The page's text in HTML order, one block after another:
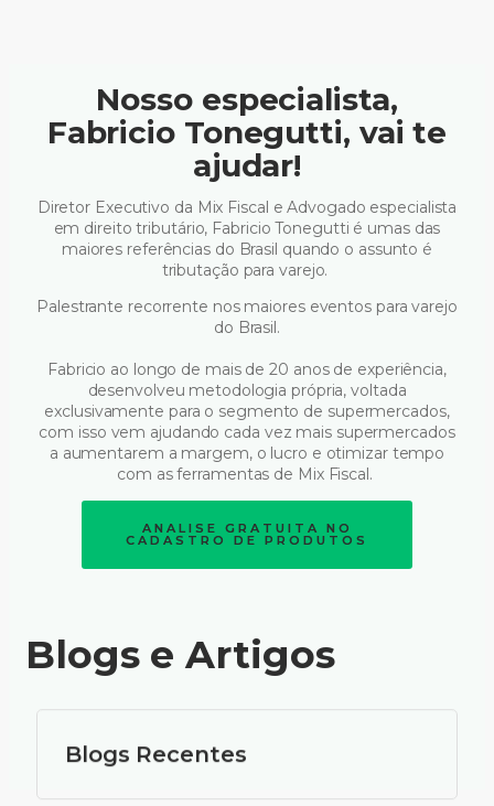
Nosso especialista,
Fabricio Tonegutti, vai te
ajudar!
Diretor Executivo da Mix Fiscal e Advogado especialista
em direito tributário, Fabricio Tonegutti é umas das
maiores referências do Brasil quando o assunto é
tributação para varejo.
Palestrante recorrente nos maiores eventos para varejo
do Brasil.
Fabricio ao longo de mais de 20 anos de experiência,
desenvolveu metodologia própria, voltada
exclusivamente para o segmento de supermercados,
com isso vem ajudando cada vez mais supermercados
a aumentarem a margem, o lucro e otimizar tempo
com as ferramentas de Mix Fiscal.
ANALISE GRATUITA NO
CADASTRO DE PRODUTOS
Blogs e Artigos
Blogs Recentes